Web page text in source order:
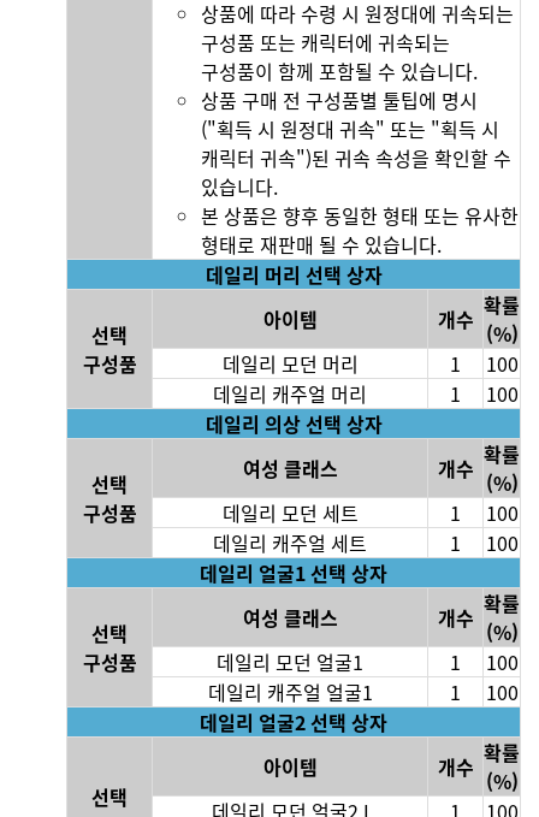
상품에 따라 수령 시 원정대에 귀속되는
구성품 또는 캐릭터에 귀속되는
구성품이 함께 포함될 수 있습니다.
상품 구매 전 구성품별 툴팁에 명시
("획득 시 원정대 귀속" 또는 "획득 시
캐릭터 귀속")된 귀속 속성을 확인할 수
있습니다.
본 상품은 향후 동일한 형태 또는 유사한
형태로 재판매 될 수 있습니다.
데일리 머리 선택 상자
선택
구성품
아이템 개수 확률
(%)
데일리 모던 머리
1
100
데일리 캐주얼 머리
1
100
데일리 의상 선택 상자
선택
구성품
여성 클래스 개수 확률
(%)
데일리 모던 세트
1
100
데일리 캐주얼 세트
1
100
데일리 얼굴1 선택 상자
선택
구성품
여성 클래스 개수 확률
(%)
데일리 모던 얼굴1
1
100
데일리 캐주얼 얼굴1
1
100
데일리 얼굴2 선택 상자
선택
아이템 개수 확률
(%)
데일리 모던 얼굴2 I
1 100